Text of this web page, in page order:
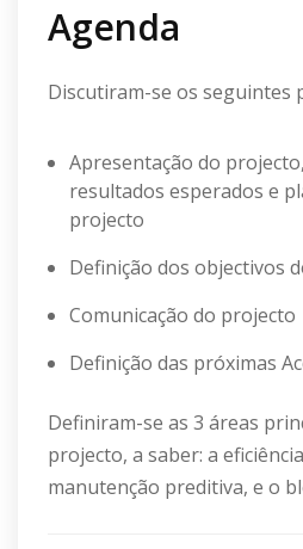
Agenda
Discutiram-se os seguintes
Apresentação do
resultados esperados e
projecto
Definição dos objectivos
Comunicação do projecto
Definição das próximas
Definiram-se as 3 áreas
projecto, a saber: a
manutenção preditiva, e o